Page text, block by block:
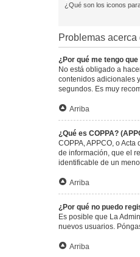
¿Qué son los iconos
Problemas
¿Por qué me tengo
No está obligado a
contenidos adicionales
segundos. Es muy
Arriba
¿Qué es COPPA?
COPPA, APPCO, o
de información, que el
identificable de un
Arriba
¿Por qué no puedo
Es posible que La
nuevos usuarios.
Arriba